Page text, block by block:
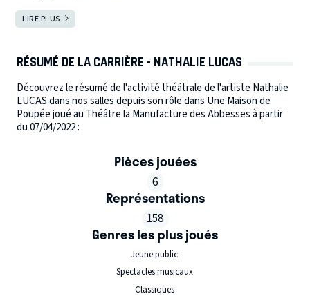
LIRE PLUS
RÉSUMÉ DE LA CARRIÈRE - NATHALIE LUCAS
Découvrez le résumé de l'activité théâtrale de l'artiste Nathalie
LUCAS dans nos salles depuis son rôle dans Une Maison de
Poupée joué au Théâtre la Manufacture des Abbesses à partir
du 07/04/2022 :
Pièces jouées
6
Représentations
158
Genres les plus joués
Jeune public
Spectacles musicaux
Classiques